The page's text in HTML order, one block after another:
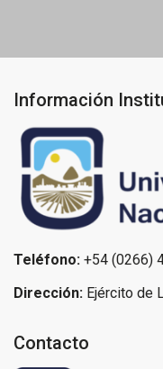
Información
Teléfono: +54 (0266)
Dirección: Ejército de
Contacto